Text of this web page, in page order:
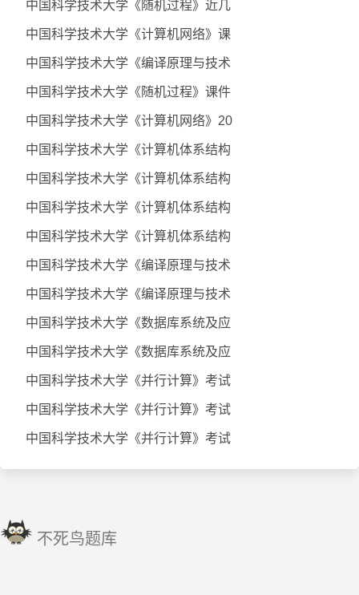
中国科学技术大学《随机过程》近几
中国科学技术大学《计算机网络》课
中国科学技术大学《编译原理与技术
中国科学技术大学《随机过程》课件
中国科学技术大学《计算机网络》20
中国科学技术大学《计算机体系结构
中国科学技术大学《计算机体系结构
中国科学技术大学《计算机体系结构
中国科学技术大学《计算机体系结构
中国科学技术大学《编译原理与技术
中国科学技术大学《编译原理与技术
中国科学技术大学《数据库系统及应
中国科学技术大学《数据库系统及应
中国科学技术大学《并行计算》考试
中国科学技术大学《并行计算》考试
中国科学技术大学《并行计算》考试
不死鸟题库